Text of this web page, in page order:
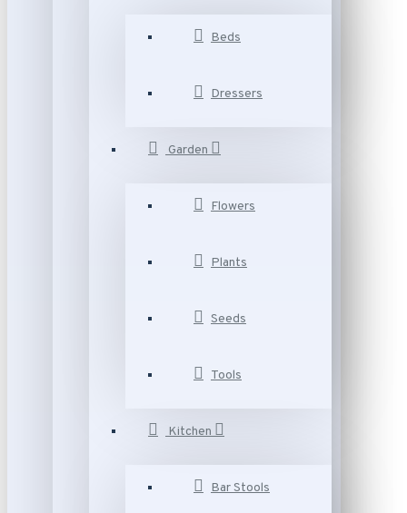
Beds
Dressers
Garden
Flowers
Plants
Seeds
Tools
Kitchen
Bar Stools